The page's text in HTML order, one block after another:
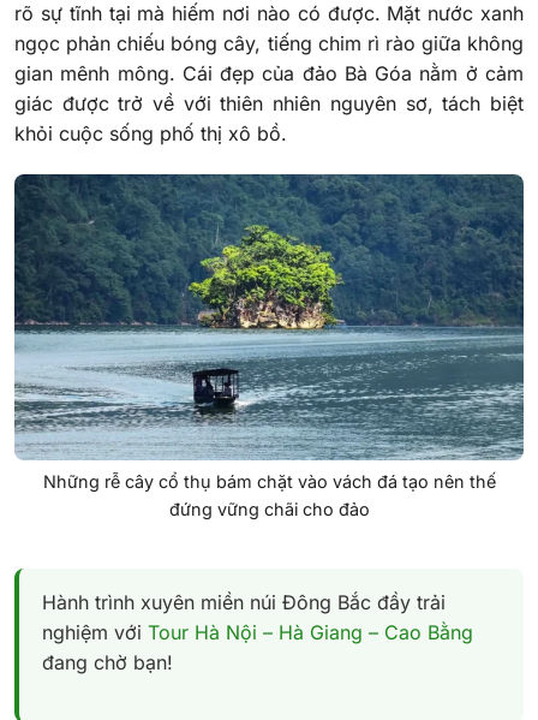
rõ sự tĩnh tại mà hiếm nơi nào có được. Mặt nước xanh
ngọc phản chiếu bóng cây, tiếng chim rì rào giữa không
gian mênh mông. Cái đẹp của đảo Bà Góa nằm ở cảm
giác được trở về với thiên nhiên nguyên sơ, tách biệt
khỏi cuộc sống phố thị xô bồ.
Những rễ cây cổ thụ bám chặt vào vách đá tạo nên thế
đứng vững chãi cho đảo
Hành trình xuyên miền núi Đông Bắc đầy trải
nghiệm với Tour Hà Nội – Hà Giang – Cao Bằng
đang chờ bạn!